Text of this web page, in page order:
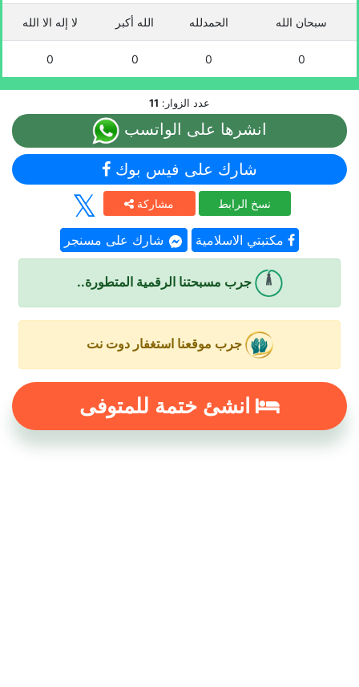
سبحان الله الحمدلله الله أكبر لا إله الا الله
0
0
0
0
عدد الزوار: 11
انشرها على الواتسب
شارك على فيس بوك
مشاركة نسخ الرابط
شارك على مسنجر مكتبتي الاسلامية
جرب مسبحتنا الرقمية المتطورة..
جرب موقعنا استغفار دوت نت